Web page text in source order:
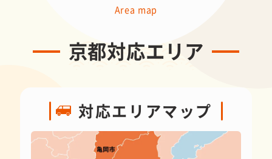
Area map
京都対応エリア
対応エリアマップ